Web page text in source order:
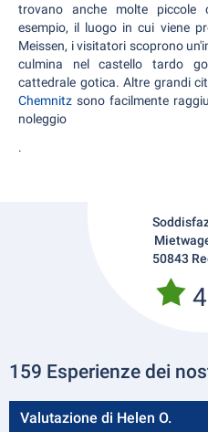
trovano anche molte piccole
esempio, il luogo in cui viene
Meissen, i visitatori scoprono
culmina nel castello tardo
cattedrale gotica. Altre grandi
Chemnitz sono facilmente
noleggio
.
50843
159 Esperienze dei
Valutazione di Helen O.